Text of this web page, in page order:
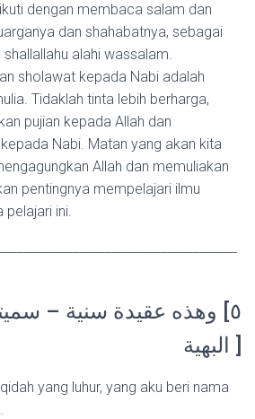
dengan membaca salam dan
dan shahabatnya, sebagai
shallallahu alahi wassalam.
sholawat kepada Nabi adalah
Tidaklah tinta lebih berharga,
pujian kepada Allah dan
Nabi. Matan yang akan kita
Allah dan memuliakan
pentingnya mempelajari ilmu
pelajari ini.
٥] وهذه عقيدة سنية –
البهية ]
yang luhur, yang aku beri nama